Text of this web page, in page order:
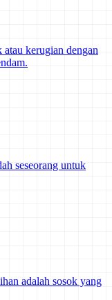
kerugian dengan
seseorang untuk
adalah sosok yang